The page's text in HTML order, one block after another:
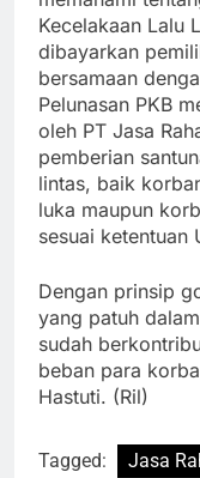
Kecelakaan Lalu
dibayarkan
bersamaan
Pelunasan PKB
oleh PT Jasa
pemberian
lintas, baik
luka maupun
sesuai ketentuan
Dengan prinsip
yang patuh
sudah
beban para
Hastuti. (Ril)
Tagged: Jasa